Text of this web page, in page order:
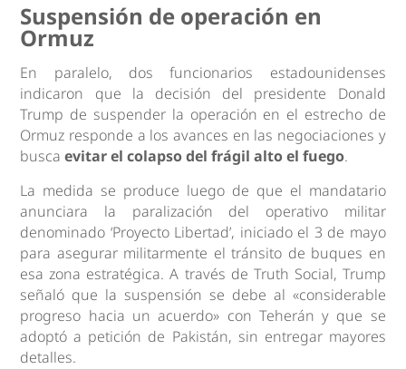
Suspensión de operación en
Ormuz
En paralelo, dos funcionarios estadounidenses
indicaron que la decisión del presidente Donald
Trump de suspender la operación en el estrecho de
Ormuz responde a los avances en las negociaciones y
buscaevitar el colapso del frágil alto el fuego.
La medida se produce luego de que el mandatario
anunciara la paralización del operativo militar
denominado ‘Proyecto Libertad’, iniciado el 3 de mayo
para asegurar militarmente el tránsito de buques en
esa zona estratégica. A través de Truth Social, Trump
señaló que la suspensión se debe al «considerable
progreso hacia un acuerdo» con Teherán y que se
adoptó a petición de Pakistán, sin entregar mayores
detalles.